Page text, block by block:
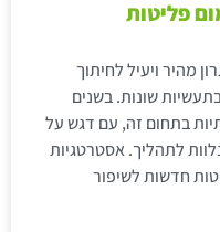
פליטות
מהיר ויעיל לחיתוך
שונות. בשנים
בתחום זה, עם דגש על
לתהליך. אסטרטגיות
חדשות לשיפור